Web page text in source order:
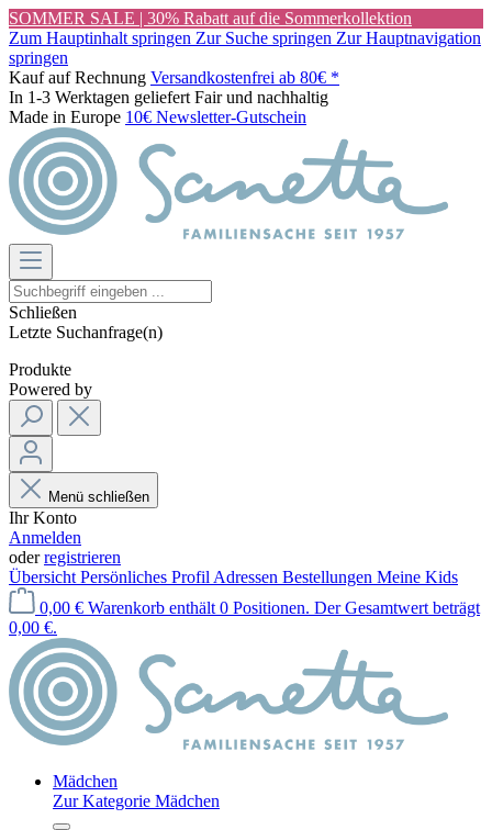
SOMMER SALE | 30% Rabatt auf die Sommerkollektion
Zum Hauptinhalt springen Zur Suche springen Zur Hauptnavigation
springen
Kauf auf Rechnung Versandkostenfrei ab 80€ *
In 1-3 Werktagen geliefert Fair und nachhaltig
Made in Europe 10€ Newsletter-Gutschein
Schließen
Letzte Suchanfrage(n)
Produkte
Powered by
Menü schließen
Ihr Konto
Anmelden
oderregistrieren
Übersicht Persönliches Profil Adressen Bestellungen Meine Kids
0,00 € Warenkorb enthält 0 Positionen. Der Gesamtwert beträgt
0,00 €.
Mädchen
Zur Kategorie Mädchen